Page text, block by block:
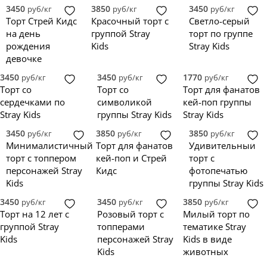
3450 руб/кг
Торт Стрей Кидс
на день
рождения
девочке
3850 руб/кг
Красочный торт с
группой Stray
Kids
3450 руб/кг
Светло-серый
торт по группе
Stray Kids
3450 руб/кг
Торт со
сердечками по
Stray Kids
3450 руб/кг
Торт со
символикой
группы Stray Kids
1770 руб/кг
Торт для фанатов
кей-поп группы
Stray Kids
3450 руб/кг
Минималистичный
торт с топпером
персонажей Stray
Kids
3850 руб/кг
Торт для фанатов
кей-поп и Стрей
Кидс
3850 руб/кг
Удивительный
торт с
фотопечатью
группы Stray Kids
3450 руб/кг
Торт на 12 лет с
группой Stray
Kids
3450 руб/кг
Розовый торт с
топперами
персонажей Stray
Kids
3850 руб/кг
Милый торт по
тематике Stray
Kids в виде
животных